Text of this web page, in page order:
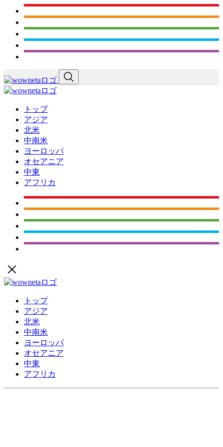
トップ
アジア
北米
中南米
ヨーロッパ
オセアニア
中東
アフリカ
トップ
アジア
北米
中南米
ヨーロッパ
オセアニア
中東
アフリカ